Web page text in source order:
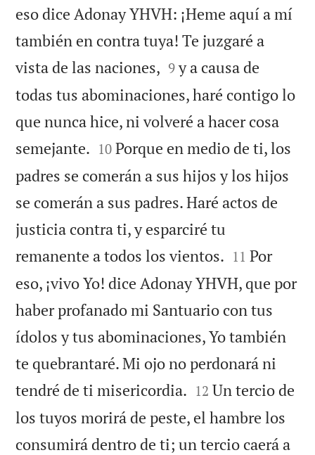
eso dice Adonay YHVH: ¡Heme aquí a mí
también en contra tuya! Te juzgaré a
vista de las naciones, 

9 y a causa de
todas tus abominaciones, haré contigo lo
que nunca hice, ni volveré a hacer cosa
semejante. 

10 Porque en medio de ti, los
padres se comerán a sus hijos y los hijos
se comerán a sus padres. Haré actos de
justicia contra ti, y esparciré tu
remanente a todos los vientos. 

11 Por
eso, ¡vivo Yo! dice Adonay YHVH, que por
haber profanado mi Santuario con tus
ídolos y tus abominaciones, Yo también
te quebrantaré. Mi ojo no perdonará ni
tendré de ti misericordia. 

12 Un tercio de
los tuyos morirá de peste, el hambre los
consumirá dentro de ti; un tercio caerá a